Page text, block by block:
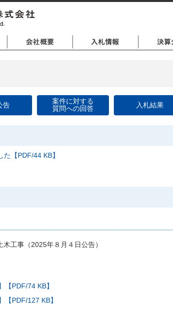
告
案件に対する
質問への回答
入札結果
【PDF/44 KB】
工事（2025年８月４日公告）
【PDF/74 KB】
【PDF/127 KB】